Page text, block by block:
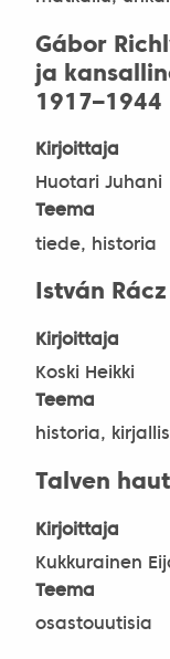
Gábor
ja
1917–1944
Kirjoittaja
Huotari Juhani
Teema
tiede, historia
István
Kirjoittaja
Koski Heikki
Teema
historia,
Talven
Kirjoittaja
Kukkurainen
Teema
osastouutisia